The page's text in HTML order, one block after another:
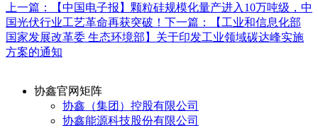
上一篇：【中国电子报】颗粒硅规模化量产进入10万吨级，中
国光伏行业工艺革命再获突破！ 下一篇：【工业和信息化部
国家发展改革委 生态环境部】关于印发工业领域碳达峰实施
方案的通知
协鑫官网矩阵
协鑫（集团）控股有限公司
协鑫能源科技股份有限公司